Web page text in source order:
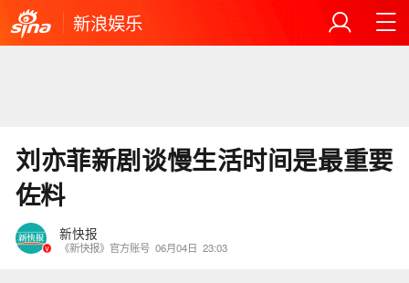
新浪娱乐
刘亦菲新剧谈慢生活时间是最重要
佐料
新快报
《新快报》官方账号 06月04日 23:03